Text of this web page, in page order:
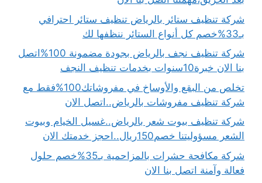
شركة تنظيف ستائر بالرياض تنظيف ستائر احترافي
بـ33%خصم كل أنواع الستائر ننظفها لك
شركة تنظيف نجف بالرياض بجودة مضمونة 100%اتصل
بنا الان خبرة10سنوات بخدمات تنظيف النجف
تخلص من البقع والأوساخ في مفروشاتك100%فقط مع
شركة تنظيف مفروشات بالرياض..اتصل الان
شركة تنظيف بيوت شعر بالرياض..غسيل الخيام وبيوت
الشعر مسؤوليتنا خصم150ريال..احجز خدمتك الان
شركة مكافحة حشرات بالمزاحمية بـ35%خصم حلول
فعالة وآمنة اتصل بنا الان